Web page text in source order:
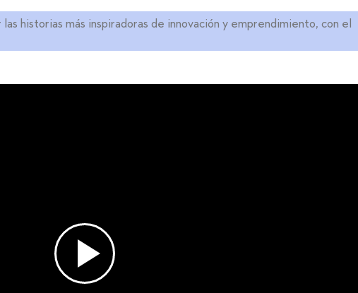
historias más inspiradoras de innovación y emprendimiento, con el